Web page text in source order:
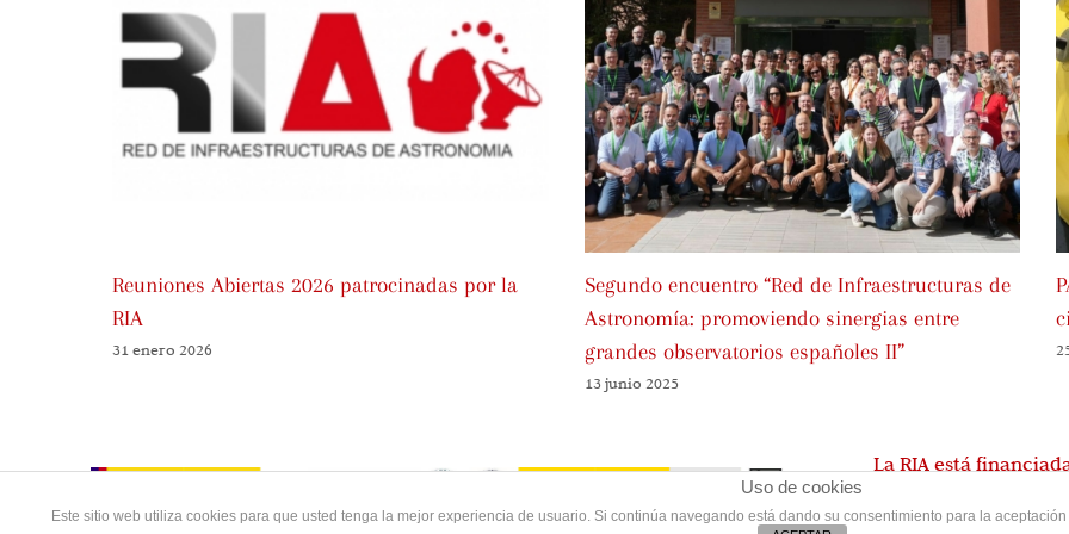
Reuniones Abiertas 2026 patrocinadas por la
RIA
31 enero 2026
Segundo encuentro “Red de Infraestructuras de
Astronomía: promoviendo sinergias entre
grandes observatorios españoles II”
13 junio 2025
La RIA está
Uso de cookies
Este sitio web utiliza cookies para que usted tenga la mejor experiencia de usuario. Si continúa navegando está dando su consentimiento para la